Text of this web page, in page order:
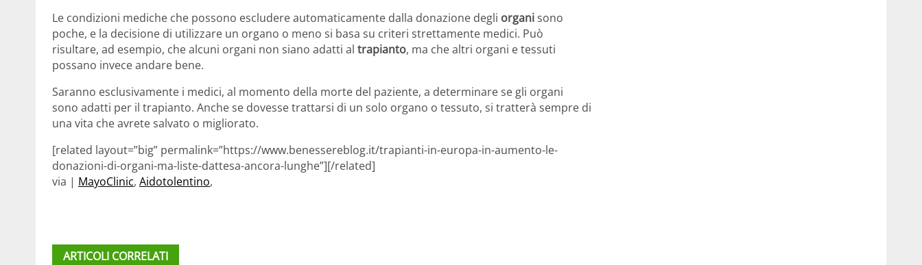
Le condizioni mediche che possono escludere automaticamente dalla donazione degli organisono
poche, e la decisione di utilizzare un organo o meno si basa su criteri strettamente medici. Può
risultare, ad esempio, che alcuni organi non siano adatti al trapianto, ma che altri organi e tessuti
possano invece andare bene.
Saranno esclusivamente i medici, al momento della morte del paziente, a determinare se gli organi
sono adatti per il trapianto. Anche se dovesse trattarsi di un solo organo o tessuto, si tratterà sempre di
una vita che avrete salvato o migliorato.
[related layout=”big” permalink=”https://www.benessereblog.it/trapianti-in-europa-in-aumento-le-
donazioni-di-organi-ma-liste-dattesa-ancora-lunghe”][/related]
via | MayoClinic, Aidotolentino,
ARTICOLI CORRELATI